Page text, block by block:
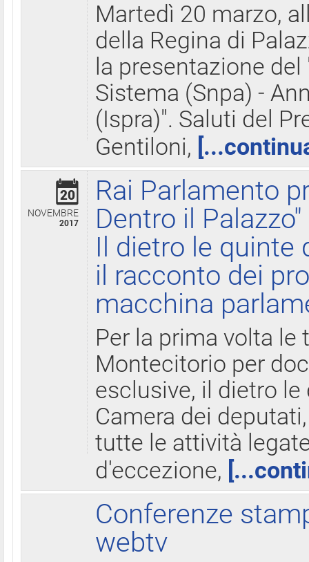
Martedì 20 marzo,
della Regina di
la presentazione
Sistema (Snpa) -
(Ispra)". Saluti del
Gentiloni,
20
NOVEMBRE
2017
Rai Parlamento
Dentro il Palazzo"
Il dietro le quinte
il racconto dei
macchina
Per la prima volta le
Montecitorio per
esclusive, il dietro
Camera dei
tutte le attività
d'eccezione,
Conferenze
webtv